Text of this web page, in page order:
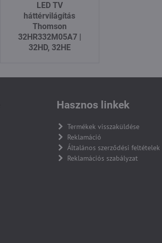
LED TV
háttérvilágítás
Thomson
32HR332M05A7 |
32HD, 32HE
Hasznos linkek
Termékek visszaküldése
Reklamáció
Általános szerződési feltételek
Reklamációs szabályzat